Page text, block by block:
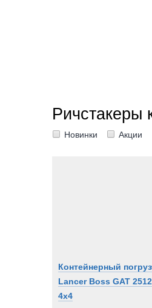
Ричстакеры
Новинки Акции
Контейнерный
Lancer Boss GAT 2512
4x4